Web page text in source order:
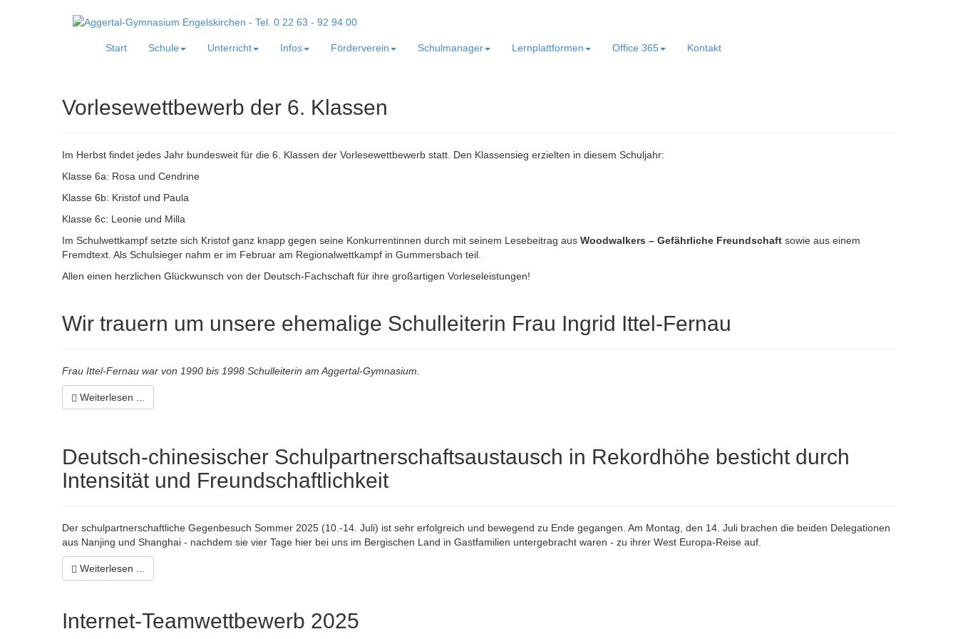
Start Schule Unterricht Infos Förderverein Schulmanager Lernplattformen Office 365 Kontakt
Vorlesewettbewerb der 6. Klassen
Im Herbst findet jedes Jahr bundesweit für die 6. Klassen der Vorlesewettbewerb statt. Den Klassensieg erzielten in diesem Schuljahr:
Klasse 6a: Rosa und Cendrine
Klasse 6b: Kristof und Paula
Klasse 6c: Leonie und Milla
Im Schulwettkampf setzte sich Kristof ganz knapp gegen seine Konkurrentinnen durch mit seinem Lesebeitrag aus Woodwalkers – Gefährliche Freundschaft sowie aus einem
Fremdtext. Als Schulsieger nahm er im Februar am Regionalwettkampf in Gummersbach teil.
Allen einen herzlichen Glückwunsch von der Deutsch-Fachschaft für ihre großartigen Vorleseleistungen!
Wir trauern um unsere ehemalige Schulleiterin Frau Ingrid Ittel-Fernau
Frau Ittel-Fernau war von 1990 bis 1998 Schulleiterin am Aggertal-Gymnasium.
Weiterlesen ...
Deutsch-chinesischer Schulpartnerschaftsaustausch in Rekordhöhe besticht durch
Intensität und Freundschaftlichkeit
Der schulpartnerschaftliche Gegenbesuch Sommer 2025 (10.-14. Juli) ist sehr erfolgreich und bewegend zu Ende gegangen. Am Montag, den 14. Juli brachen die beiden Delegationen
aus Nanjing und Shanghai - nachdem sie vier Tage hier bei uns im Bergischen Land in Gastfamilien untergebracht waren - zu ihrer West Europa-Reise auf.
Weiterlesen ...
Internet-Teamwettbewerb 2025